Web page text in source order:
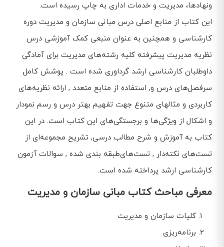
ونهادها، مدیریت و خدمات اداری به چاپ رسیده است.
این کتاب از منابع اصلی درس مبانی سازمان و مدیریت دوره
کارشناسی و همچنین به عنوان منبعی کمک آموزشی درس
نظریه مدیریت پیشرفته کلیه رشته‌های مدیریت برای آمادگی
داوطلبان کارشناسی ارشد گرداوری شده است . پوشش کامل
سرفصل‌های درس و, استفاده از منابع متعدد , ارائه نظریه‌های
کاربردی و مثالهای متنوع جهت تفهیم بهتر درس و رسم نمودار
و اشکال از ویژگی‌ها و برجستگی‌های این کتاب است. در این
کتاب به آموزش و شرح مطالب درسی, تشریح مجموعه‌ای از
تست‌های نکته‌دار , تست‌های‌طبقه بندی شده , سوالات آزمون
کارشناسی ارشد پرداخته شده است.
معرفی مباحث کتاب مبانی سازمان و مدیریت
کلیات سازمان و مدیریت
برنامه‌ریزی